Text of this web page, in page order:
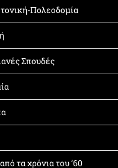
Πολεοδομία
Σπουδές
τα χρόνια του ’60